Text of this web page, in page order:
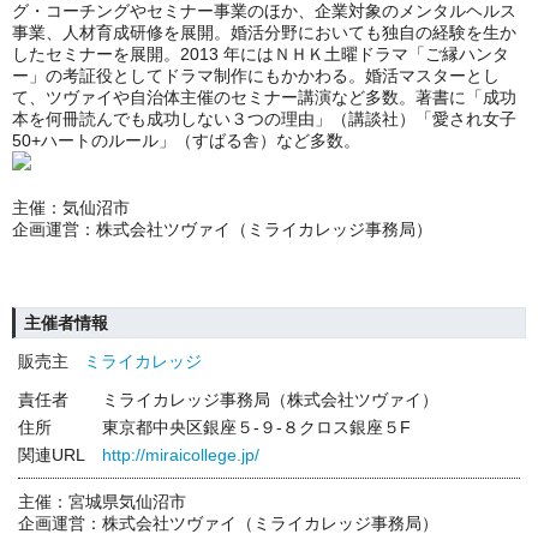
グ・コーチングやセミナー事業のほか、企業対象のメンタルヘルス
事業、人材育成研修を展開。婚活分野においても独自の経験を生か
したセミナーを展開。2013 年にはＮＨＫ土曜ドラマ「ご縁ハンタ
ー」の考証役としてドラマ制作にもかかわる。婚活マスターとし
て、ツヴァイや自治体主催のセミナー講演など多数。著書に「成功
本を何冊読んでも成功しない３つの理由」（講談社）「愛され女子
50+ハートのルール」（すばる舎）など多数。
主催：気仙沼市
企画運営：株式会社ツヴァイ（ミライカレッジ事務局）
主催者情報
販売主
ミライカレッジ
責任者
ミライカレッジ事務局（株式会社ツヴァイ）
住所
東京都中央区銀座５-９-８クロス銀座５F
関連URL
http://miraicollege.jp/
主催：宮城県気仙沼市
企画運営：株式会社ツヴァイ（ミライカレッジ事務局）